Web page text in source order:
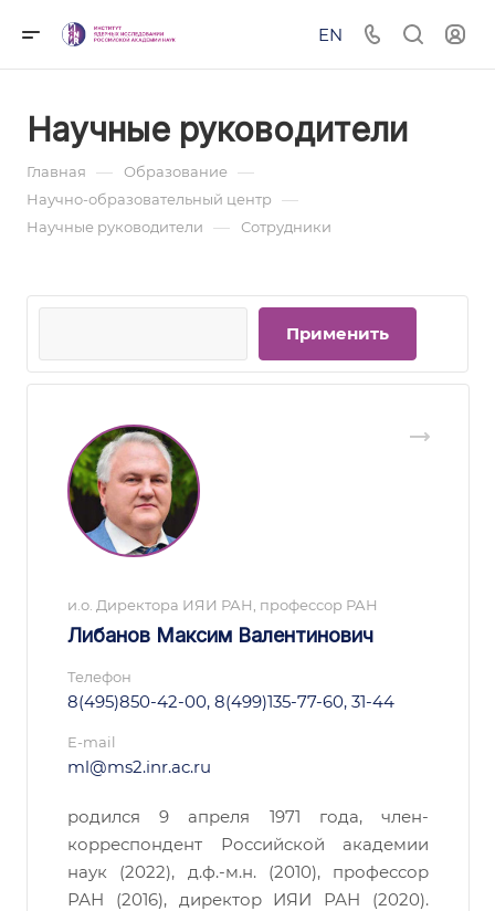
EN
Научные руководители
Главная — Образование —
Научно-образовательный центр —
Научные руководители — Сотрудники
и.о. Директора ИЯИ РАН, профессор РАН
Либанов Максим Валентинович
Телефон
8(495)850-42-00, 8(499)135-77-60, 31-44
E-mail
ml@ms2.inr.ac.ru
родился 9 апреля 1971 года, член-
корреспондент Российской академии
наук (2022), д.ф.-м.н. (2010), профессор
РАН (2016), директор ИЯИ РАН (2020).